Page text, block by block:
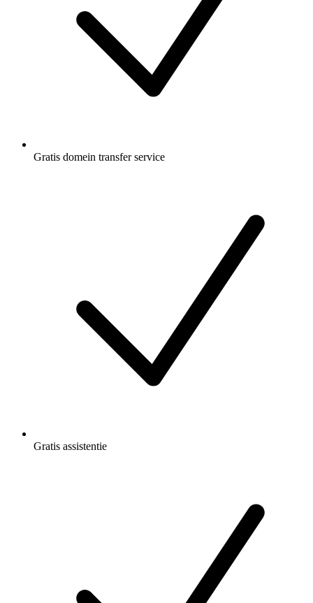
Gratis domein transfer service
Gratis assistentie